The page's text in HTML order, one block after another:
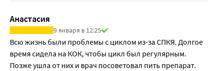
содержат больше инозита, чем замороженные,
консервированные и термически обработанные
продукты. При нарушении синтеза, выделения почками
или поступления с пищевыми продуктами происходит
нарушение обмена инозитола. Низкий уровень
Анастасия
9 января в 12:25
Всю жизнь были проблемы с циклом из-за СПКЯ. Долгое
время сидела на КОК, чтобы цикл был регулярным.
Позже ушла от них и врач посоветовал пить препарат.